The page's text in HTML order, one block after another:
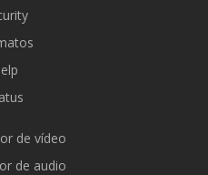
de vídeo
de audio